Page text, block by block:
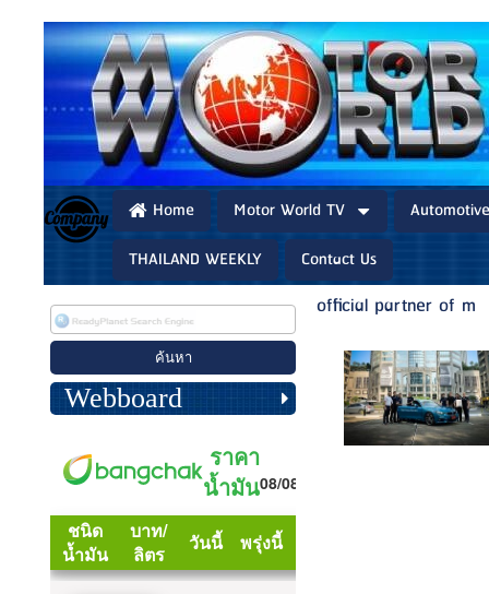
Home Motor World TV
THAILAND WEEKLY
Contact Us
Webboard
official partner of m